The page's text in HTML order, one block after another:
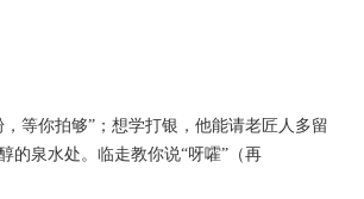
等你拍够”；想学打银，他能请老匠人多留
的泉水处。临走教你说“呀嚯”（再